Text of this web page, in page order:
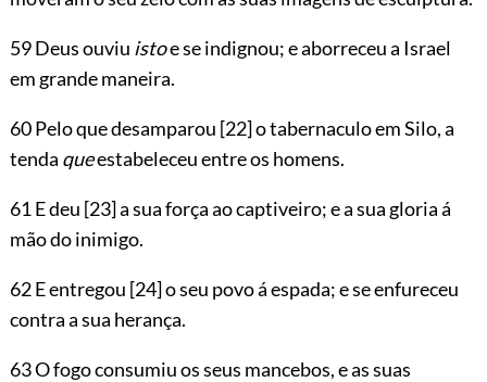
59 Deus ouviu istoe se indignou; e aborreceu a Israel
em grande maneira.
60 Pelo que desamparou [22]o tabernaculo em Silo, a
tenda queestabeleceu entre os homens.
61 E deu [23]a sua força ao captiveiro; e a sua gloria á
mão do inimigo.
62 E entregou [24]o seu povo á espada; e se enfureceu
contra a sua herança.
63 O fogo consumiu os seus mancebos, e as suas